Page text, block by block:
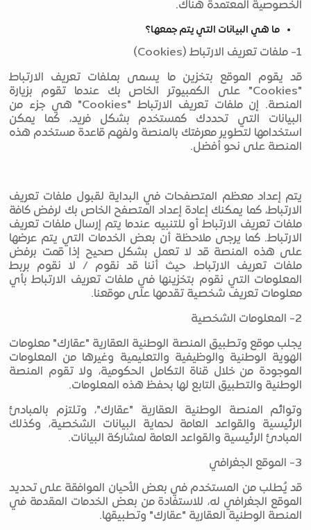
الخصوصية المعتمدة هناك.
ما هي البيانات التي يتم جمعها؟
1- ملفات تعريف الارتباط (Cookies)
قد يقوم الموقع بتخزين ما يسمى بملفات تعريف الارتباط
"Cookies" على الكمبيوتر الخاص بك عندما تقوم بزيارة
المنصة. إن ملفات تعريف الارتباط "Cookies" هي جزء من
البيانات التي تحددك كمستخدم بشكل فريد، كما يمكن
استخدامها لتطوير معرفتك بالمنصة ولفهم قاعدة مستخدم هذه
المنصة على نحو أفضل.
يتم إعداد معظم المتصفحات في البداية لقبول ملفات تعريف
الارتباط، كما يمكنك إعادة إعداد المتصفح الخاص بك لرفض كافة
ملفات تعريف الارتباط أو للتنبيه عندما يتم إرسال ملفات تعريف
الارتباط. كما يرجى ملاحظة أن بعض الخدمات التي يتم عرضها
على هذه المنصة قد لا تعمل بشكل صحيح إذا قمت برفض
ملفات تعريف الارتباط، حيث أننا قد نقوم / لا نقوم بربط
المعلومات التي نقوم بتخزينها في ملفات تعريف الارتباط بأي
معلومات تعريف شخصية تقدمها على موقعنا.
2- المعلومات الشخصية
يجلب موقع وتطبيق المنصة الوطنية العقارية "عقارك" معلومات
الهوية الوطنية والوظيفية والتعليمية وغيرها من المعلومات
الموجودة من خلال قناة التكامل الحكومية، ولا تقوم المنصة
الوطنية والتطبيق التابع لها بحفظ هذه المعلومات.
وتوائم المنصة الوطنية العقارية "عقارك"، وتلتزم بالمبادئ
الرئيسية والقواعد العامة لحماية البيانات الشخصية، وكذلك
المبادئ الرئيسية والقواعد العامة لمشاركة البيانات.
3- الموقع الجغرافي
قد يُطلب من المستخدم في بعض الأحيان الموافقة على تحديد
الموقع الجغرافي له، للاستفادة من بعض الخدمات المقدمة في
المنصة الوطنية العقارية "عقارك" وتطبيقها.